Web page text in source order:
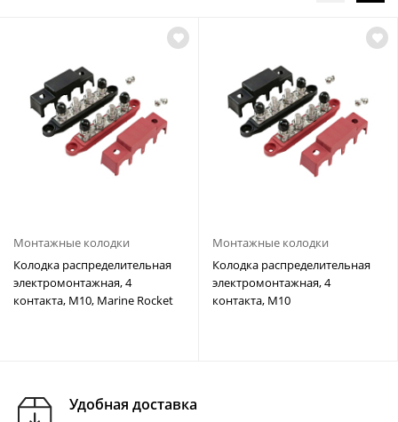
Монтажные колодки
Колодка распределительная
электромонтажная, 4
контакта, M10, Marine Rocket
Монтажные колодки
Колодка распределительная
электромонтажная, 4
контакта, M10
Удобная доставка